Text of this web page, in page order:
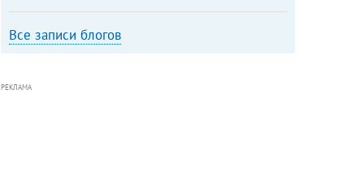
Все записи блогов
РЕКЛАМА